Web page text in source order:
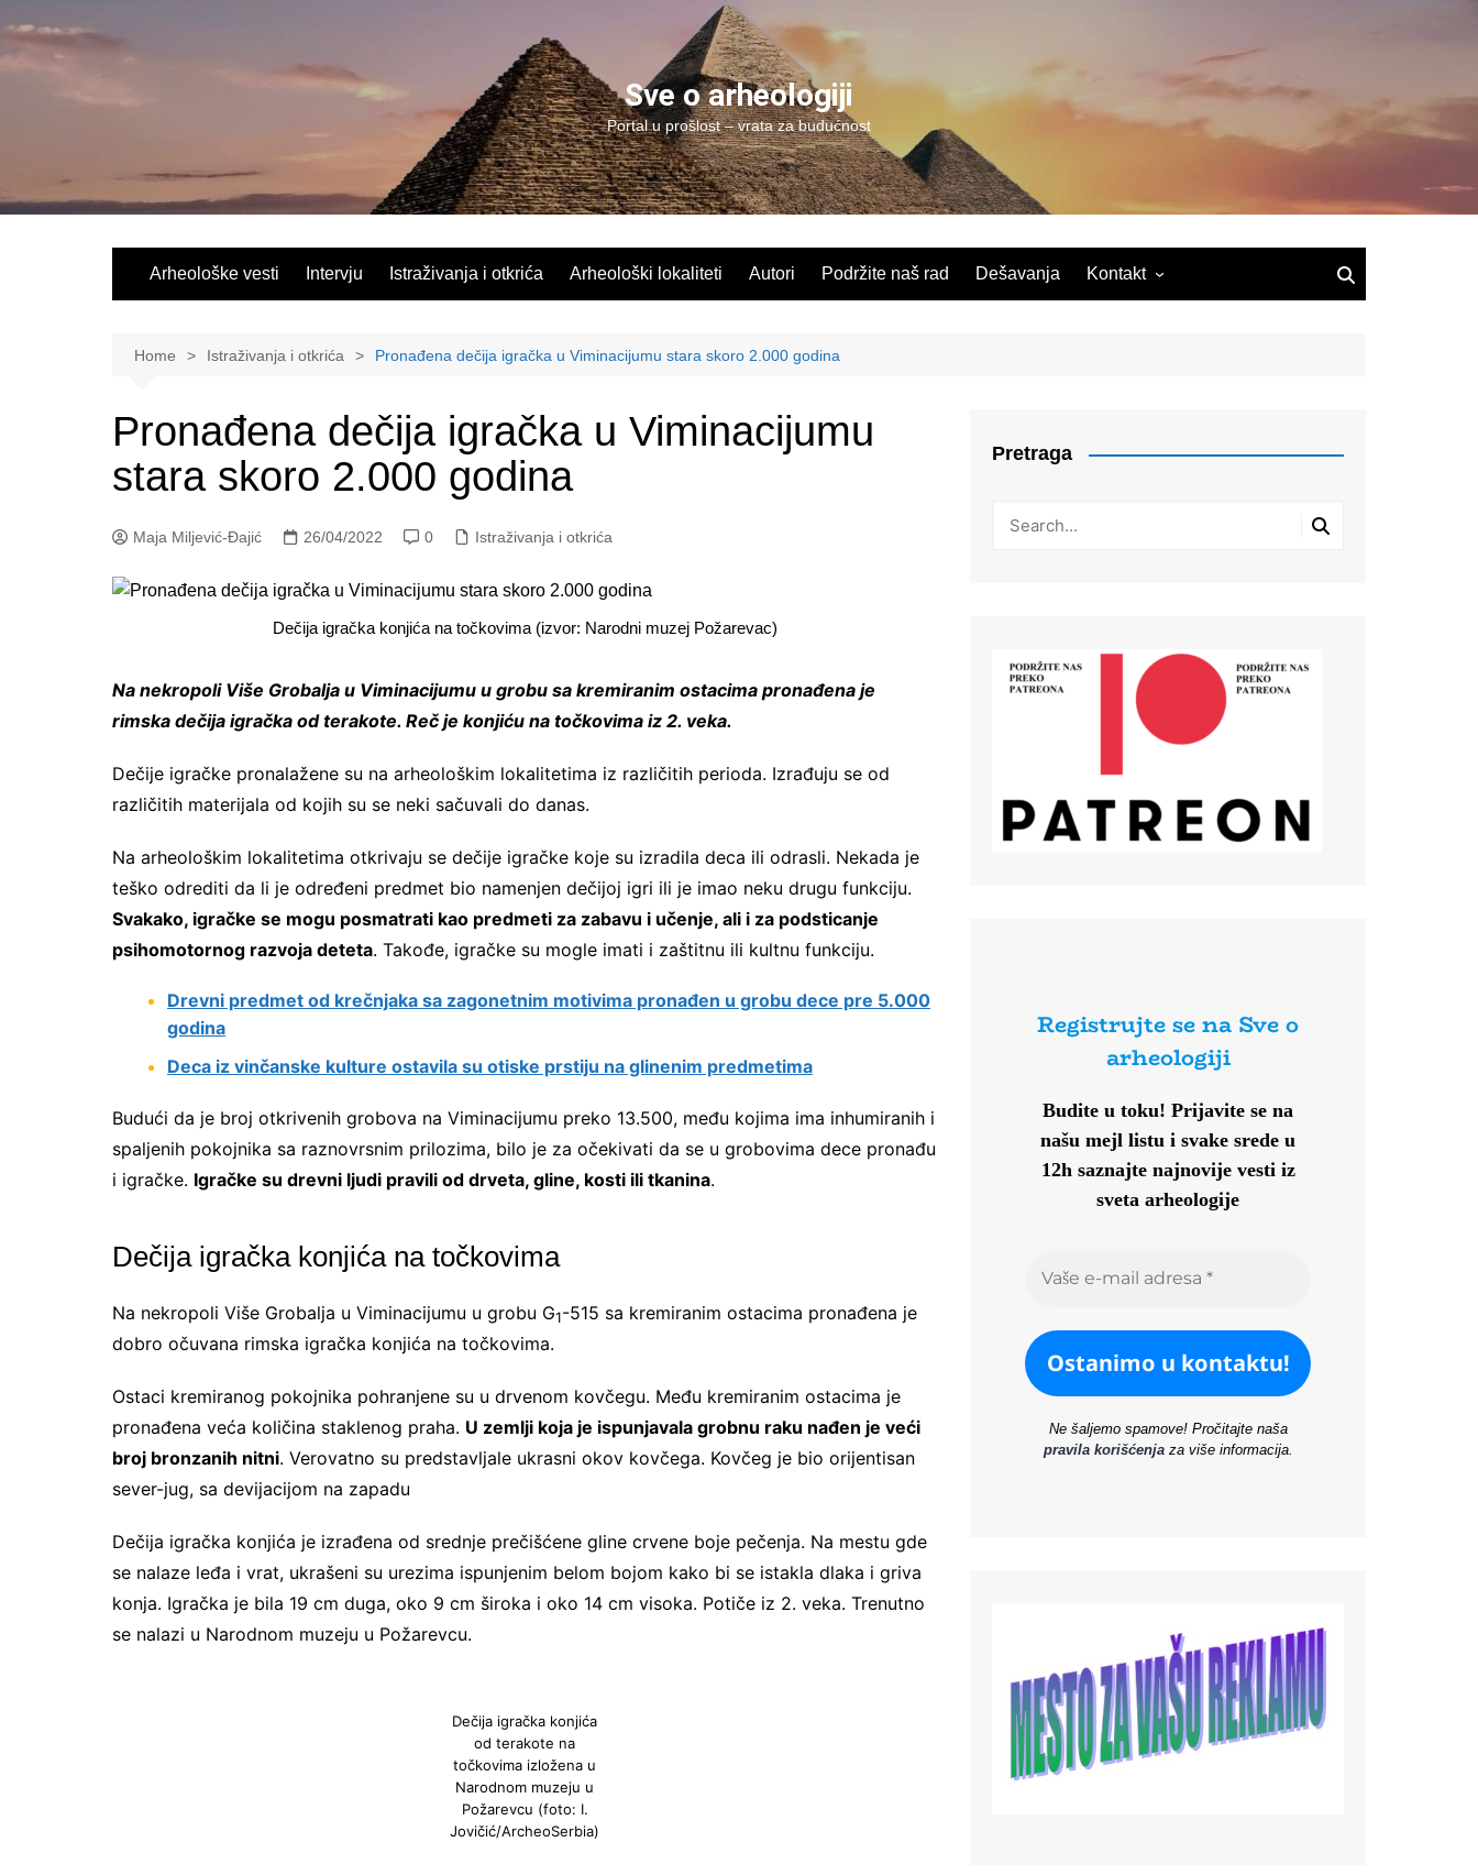
Sve o arheologiji
Portal u prošlost – vrata za budućnost
Arheološke vesti Intervju Istraživanja i otkrića Arheološki lokaliteti Autori Podržite naš rad Dešavanja Kontakt
Home Istraživanja i otkrića Pronađena dečija igračka u Viminacijumu stara skoro 2.000 godina
Pronađena dečija igračka u Viminacijumu
stara skoro 2.000 godina
Maja Miljević-Đajić 26/04/2022 0 Istraživanja i otkrića
Dečija igračka konjića na točkovima (izvor: Narodni muzej Požarevac)
Na nekropoli Više Grobalja u Viminacijumu u grobu sa kremiranim ostacima pronađena je
rimska dečija igračka od terakote. Reč je konjiću na točkovima iz 2. veka.
Dečije igračke pronalažene su na arheološkim lokalitetima iz različitih perioda. Izrađuju se od
različitih materijala od kojih su se neki sačuvali do danas.
Na arheološkim lokalitetima otkrivaju se dečije igračke koje su izradila deca ili odrasli. Nekada je
teško odrediti da li je određeni predmet bio namenjen dečijoj igri ili je imao neku drugu funkciju.
Svakako, igračke se mogu posmatrati kao predmeti za zabavu i učenje, ali i za podsticanje
psihomotornog razvoja deteta. Takođe, igračke su mogle imati i zaštitnu ili kultnu funkciju.
Drevni predmet od krečnjaka sa zagonetnim motivima pronađen u grobu dece pre 5.000
godina
Deca iz vinčanske kulture ostavila su otiske prstiju na glinenim predmetima
Budući da je broj otkrivenih grobova na Viminacijumu preko 13.500, među kojima ima inhumiranih i
spaljenih pokojnika sa raznovrsnim prilozima, bilo je za očekivati da se u grobovima dece pronađu
i igračke. Igračke su drevni ljudi pravili od drveta, gline, kosti ili tkanina.
Dečija igračka konjića na točkovima
Na nekropoli Više Grobalja u Viminacijumu u grobu G1-515 sa kremiranim ostacima pronađena je
dobro očuvana rimska igračka konjića na točkovima.
Ostaci kremiranog pokojnika pohranjene su u drvenom kovčegu. Među kremiranim ostacima je
pronađena veća količina staklenog praha. U zemlji koja je ispunjavala grobnu raku nađen je veći
broj bronzanih nitni. Verovatno su predstavljale ukrasni okov kovčega. Kovčeg je bio orijentisan
sever-jug, sa devijacijom na zapadu
Dečija igračka konjića je izrađena od srednje prečišćene gline crvene boje pečenja. Na mestu gde
se nalaze leđa i vrat, ukrašeni su urezima ispunjenim belom bojom kako bi se istakla dlaka i griva
konja. Igračka je bila 19 cm duga, oko 9 cm široka i oko 14 cm visoka. Potiče iz 2. veka. Trenutno
se nalazi u Narodnom muzeju u Požarevcu.
Dečija igračka konjića
od terakote na
točkovima izložena u
Narodnom muzeju u
Požarevcu (foto: I.
Jovičić/ArcheoSerbia)
Pretraga
Registrujte se na Sve o
arheologiji
Budite u toku! Prijavite se na
našu mejl listu i svake srede u
12h saznajte najnovije vesti iz
sveta arheologije
Ne šaljemo spamove! Pročitajte naša
pravila korišćenjaza više informacija.